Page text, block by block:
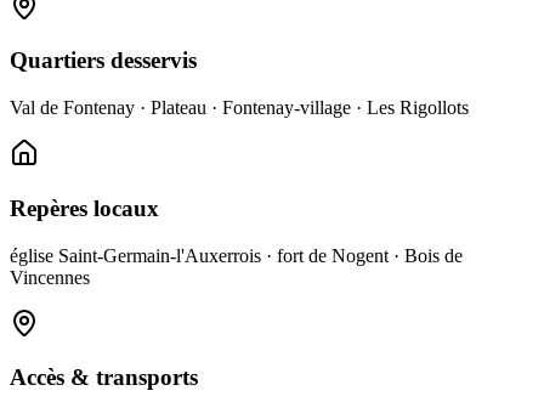
Quartiers desservis
Val de Fontenay · Plateau · Fontenay-village · Les Rigollots
Repères locaux
église Saint-Germain-l'Auxerrois · fort de Nogent · Bois de
Vincennes
Accès & transports